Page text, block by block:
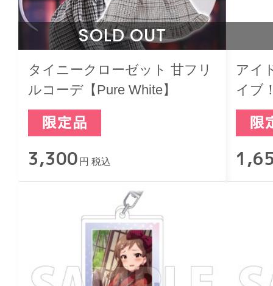
SOLD OUT
タイニークローゼット 甘フリ
ルコーデ【Pure White】
3,300 円 税込
アイ
イブ
ーホ
ート